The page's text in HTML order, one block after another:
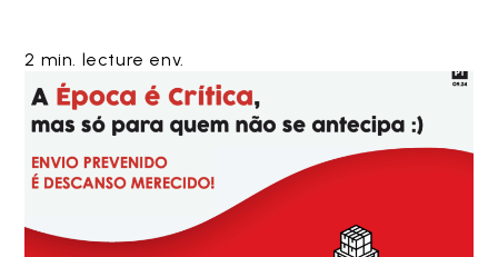
2 min. lecture env.